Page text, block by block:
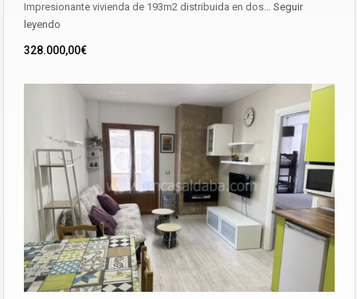
Impresionante vivienda de 193m2 distribuida en dos… Seguir
leyendo
328.000,00€